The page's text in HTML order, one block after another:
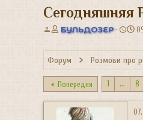
Сегодняшняя
А
т
о
р
т
е
м
БУЛЬДОЗЕР
Д
т
а
с
т
в
р
Форум Розмови про
Попередня 1 ... 8